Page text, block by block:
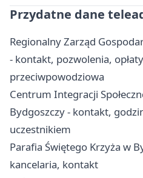
Przydatne dane
Regionalny Zarząd
- kontakt, pozwolenia,
przeciwpowodziowa
Centrum Integracji
Bydgoszczy - kontakt,
uczestnikiem
Parafia Świętego Krzyża w
kancelaria, kontakt